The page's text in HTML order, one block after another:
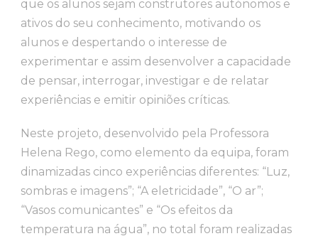
que os alunos sejam construtores autónomos e
ativos do seu conhecimento, motivando os
alunos e despertando o interesse de
experimentar e assim desenvolver a capacidade
de pensar, interrogar, investigar e de relatar
experiências e emitir opiniões críticas.
Neste projeto, desenvolvido pela Professora
Helena Rego, como elemento da equipa, foram
dinamizadas cinco experiências diferentes: “Luz,
sombras e imagens”; “A eletricidade”, “O ar”;
“Vasos comunicantes” e “Os efeitos da
temperatura na água”, no total foram realizadas